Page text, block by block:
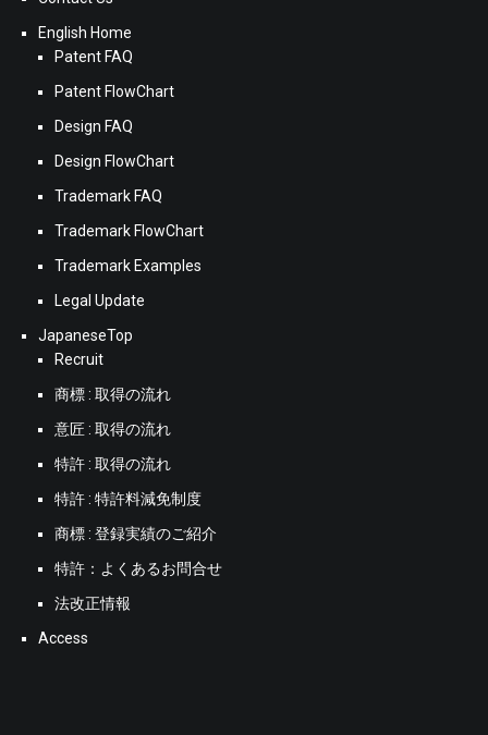
English Home
Patent FAQ
Patent FlowChart
Design FAQ
Design FlowChart
Trademark FAQ
Trademark FlowChart
Trademark Examples
Legal Update
JapaneseTop
Recruit
商標 : 取得の流れ
意匠 : 取得の流れ
特許 : 取得の流れ
特許 : 特許料減免制度
商標 : 登録実績のご紹介
特許：よくあるお問合せ
法改正情報
Access